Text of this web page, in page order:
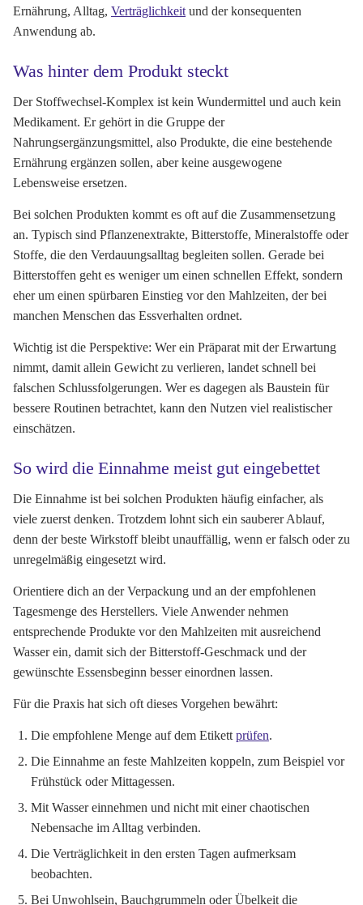
Ernährung, Alltag, Verträglichkeit und der konsequenten
Anwendung ab.
Was hinter dem Produkt steckt
Der Stoffwechsel-Komplex ist kein Wundermittel und auch kein
Medikament. Er gehört in die Gruppe der
Nahrungsergänzungsmittel, also Produkte, die eine bestehende
Ernährung ergänzen sollen, aber keine ausgewogene
Lebensweise ersetzen.
Bei solchen Produkten kommt es oft auf die Zusammensetzung
an. Typisch sind Pflanzenextrakte, Bitterstoffe, Mineralstoffe oder
Stoffe, die den Verdauungsalltag begleiten sollen. Gerade bei
Bitterstoffen geht es weniger um einen schnellen Effekt, sondern
eher um einen spürbaren Einstieg vor den Mahlzeiten, der bei
manchen Menschen das Essverhalten ordnet.
Wichtig ist die Perspektive: Wer ein Präparat mit der Erwartung
nimmt, damit allein Gewicht zu verlieren, landet schnell bei
falschen Schlussfolgerungen. Wer es dagegen als Baustein für
bessere Routinen betrachtet, kann den Nutzen viel realistischer
einschätzen.
So wird die Einnahme meist gut eingebettet
Die Einnahme ist bei solchen Produkten häufig einfacher, als
viele zuerst denken. Trotzdem lohnt sich ein sauberer Ablauf,
denn der beste Wirkstoff bleibt unauffällig, wenn er falsch oder zu
unregelmäßig eingesetzt wird.
Orientiere dich an der Verpackung und an der empfohlenen
Tagesmenge des Herstellers. Viele Anwender nehmen
entsprechende Produkte vor den Mahlzeiten mit ausreichend
Wasser ein, damit sich der Bitterstoff-Geschmack und der
gewünschte Essensbeginn besser einordnen lassen.
Für die Praxis hat sich oft dieses Vorgehen bewährt:
Die empfohlene Menge auf dem Etikett prüfen.
Die Einnahme an feste Mahlzeiten koppeln, zum Beispiel vor
Frühstück oder Mittagessen.
Mit Wasser einnehmen und nicht mit einer chaotischen
Nebensache im Alltag verbinden.
Die Verträglichkeit in den ersten Tagen aufmerksam
beobachten.
Bei Unwohlsein, Bauchgrummeln oder Übelkeit die